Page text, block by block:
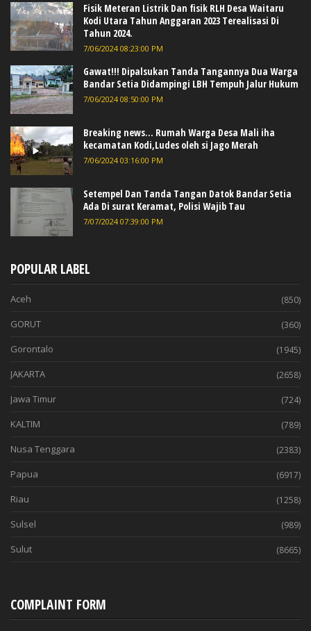
Fisik Meteran Listrik Dan fisik RLH Desa Waitaru
Kodi Utara Tahun Anggaran 2023 Terealisasi Di
Tahun 2024.
7/06/2024 08:23:00 PM
Gawat!!! Dipalsukan Tanda Tangannya Dua Warga
Bandar Setia Didampingi LBH Tempuh Jalur Hukum
7/06/2024 08:50:00 PM
Breaking news... Rumah Warga Desa Mali iha
kecamatan Kodi,Ludes oleh si Jago Merah
7/06/2024 03:16:00 PM
Setempel Dan Tanda Tangan Datok Bandar Setia
Ada Di surat Keramat, Polisi Wajib Tau
7/07/2024 07:39:00 PM
POPULAR LABEL
Aceh (850)
GORUT (360)
Gorontalo (1945)
JAKARTA (2658)
Jawa Timur (724)
KALTIM (789)
Nusa Tenggara (2383)
Papua (6917)
Riau (1258)
Sulsel (989)
Sulut (8665)
COMPLAINT FORM